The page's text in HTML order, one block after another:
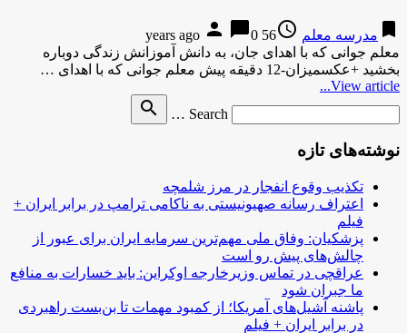
bookmark مدرسه معلم access_time
56 years ago
person chat_bubble0
معلم جوانی که با اهدای جان، به دانش آموزانش زندگی دوباره
بخشید +عکسمیزان-12 دقیقه پیش معلم جوانی که با اهدای …
View article...
Search …
search
نوشته‌های تازه
تکذیب وقوع انفجار در مرز شلمچه
اعتراف رسانه صهیونیستی به ناکامی ترامپ در برابر ایران +
فیلم
پزشکیان: وفاق ملی مهم‌ترین سرمایه ایران برای عبور از
چالش‌های پیش رو است
عراقچی در تماس وزیرخارجه اوکراین: باید خسارات به منافع
ما جبران شود
پاشنه آشیل‌های آمریکا؛ از کمبود مهمات تا بن‌بست راهبردی
در برابر ایران + فیلم